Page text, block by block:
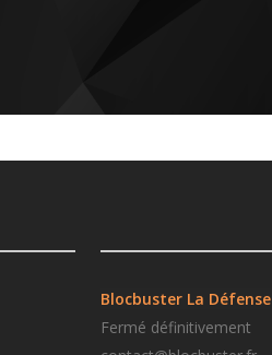
Blocbuster La Défense
Fermé définitivement